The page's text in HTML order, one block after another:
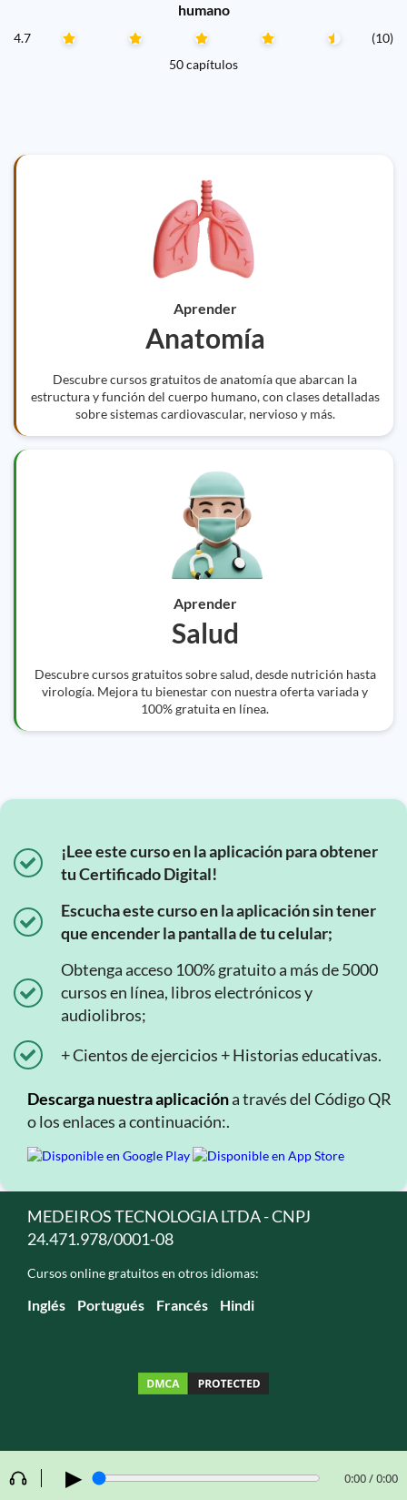
▶ 0:00 / 0:00
humano
4.7
(10)
50 capítulos
Aprender
Anatomía
Descubre cursos gratuitos de anatomía que abarcan la
estructura y función del cuerpo humano, con clases detalladas
sobre sistemas cardiovascular, nervioso y más.
Aprender
Salud
Descubre cursos gratuitos sobre salud, desde nutrición hasta
virología. Mejora tu bienestar con nuestra oferta variada y
100% gratuita en línea.
¡Lee este curso en la aplicación para obtener
tu Certificado Digital!
Escucha este curso en la aplicación sin tener
que encender la pantalla de tu celular;
Obtenga acceso 100% gratuito a más de 5000
cursos en línea, libros electrónicos y
audiolibros;
+ Cientos de ejercicios + Historias educativas.
Descarga nuestra aplicacióna través del Código QR
o los enlaces a continuación:.
MEDEIROS TECNOLOGIA LTDA - CNPJ
24.471.978/0001-08
Cursos online gratuitos en otros idiomas:
Inglés Portugués Francés Hindi